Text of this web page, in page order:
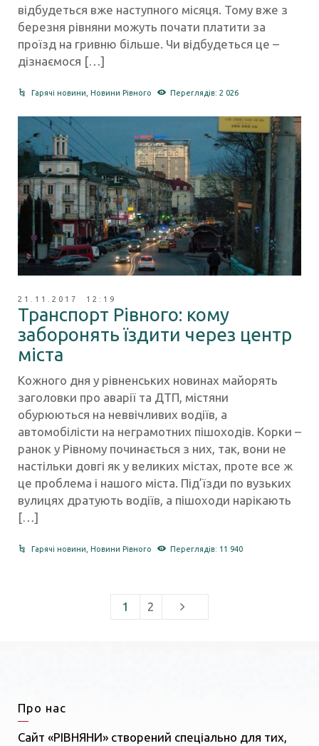
відбудеться вже наступного місяця. Тому вже з
березня рівняни можуть почати платити за
проїзд на гривню більше. Чи відбудеться це –
дізнаємося […]
Гарячі новини ,Новини Рівного Переглядів: 2 026
21.11.2017 12:19
Транспорт Рівного: кому
заборонять їздити через центр
міста
Кожного дня у рівненських новинах майорять
заголовки про аварії та ДТП, містяни
обурюються на неввічливих водіїв, а
автомобілісти на неграмотних пішоходів. Корки –
ранок у Рівному починається з них, так, вони не
настільки довгі як у великих містах, проте все ж
це проблема і нашого міста. Під’їзди по вузьких
вулицях дратують водіїв, а пішоходи нарікають
[…]
Гарячі новини ,Новини Рівного Переглядів: 11 940
1 2
Про нас
Сайт «РІВНЯНИ» створений спеціально для тих,